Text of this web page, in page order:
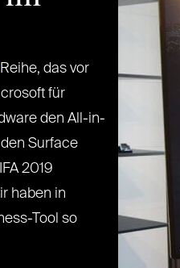
das vor
für
den All-in-
Surface
2019
haben in
Tool so